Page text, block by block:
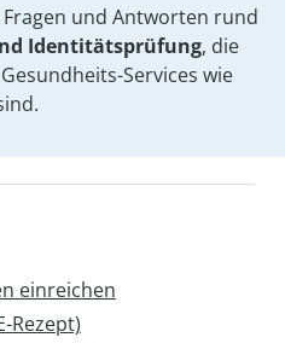
und Antworten rund
Identitätsprüfung, die
Services wie
einreichen
Rezept)